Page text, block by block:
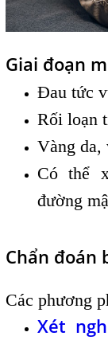
Giai đoạn
Đau tức
Rối loạn
Vàng da,
Có thể
đường
Chẩn đoán
Các phương
Xét